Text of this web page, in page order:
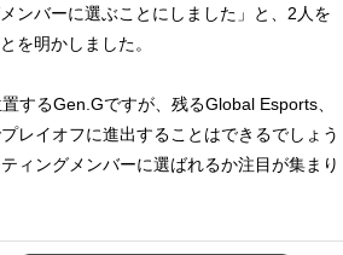
ンバーに選ぶことにしました」と、2人を
を明かしました。
するGen.Gですが、残るGlobal Esports、
レイオフに進出することはできるでしょう
ィングメンバーに選ばれるか注目が集まり